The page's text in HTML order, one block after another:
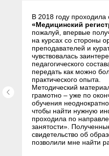
В 2018 году
«Медицинский
пожалуй, впервые
на курсах со стороны
преподавателей и
чувствовалась
педагогического
передать как можно
практического опыта.
Методический
грамотно – уже по
обучения
чтобы найти нужную
проходила по
занятости».
свидетельство об
позволили мне найти